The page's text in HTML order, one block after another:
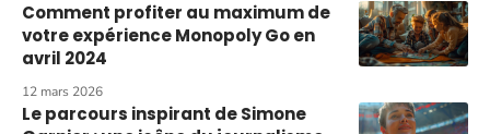
Comment profiter au maximum de
votre expérience Monopoly Go en
avril 2024
12 mars 2026
Le parcours inspirant de Simone